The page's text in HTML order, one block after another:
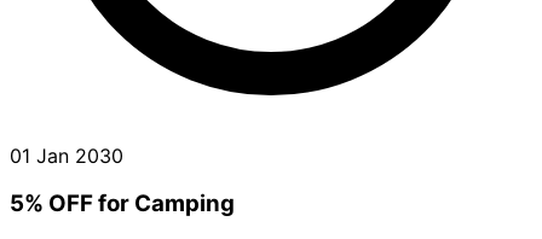
01 Jan 2030
5% OFF for Camping